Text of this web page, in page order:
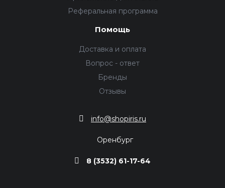
Реферальная программа
Помощь
Доставка и оплата
Вопрос - ответ
Бренды
Отзывы
info@shopiris.ru
Оренбург
8 (3532) 61-17-64